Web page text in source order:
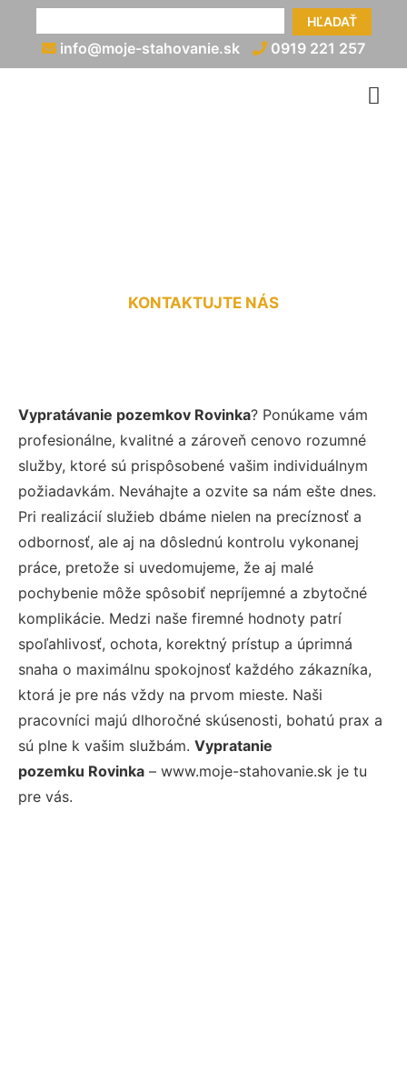
HĽADAŤ
info@moje-stahovanie.sk 0919 221 257
KONTAKTUJTE NÁS
Vypratávanie pozemkov Rovinka? Ponúkame vám
profesionálne, kvalitné a zároveň cenovo rozumné
služby, ktoré sú prispôsobené vašim individuálnym
požiadavkám. Neváhajte a ozvite sa nám ešte dnes.
Pri realizácií služieb dbáme nielen na precíznosť a
odbornosť, ale aj na dôslednú kontrolu vykonanej
práce, pretože si uvedomujeme, že aj malé
pochybenie môže spôsobiť nepríjemné a zbytočné
komplikácie. Medzi naše firemné hodnoty patrí
spoľahlivosť, ochota, korektný prístup a úprimná
snaha o maximálnu spokojnosť každého zákazníka,
ktorá je pre nás vždy na prvom mieste. Naši
pracovníci majú dlhoročné skúsenosti, bohatú prax a
sú plne k vašim službám. Vypratanie
pozemku Rovinka – www.moje-stahovanie.sk je tu
pre vás.